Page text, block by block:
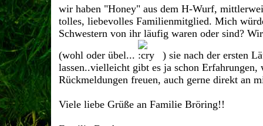
wir haben "Honey" aus dem H-Wurf,
tolles, liebevolles Familienmitglied. Mich
Schwestern von ihr läufig waren oder sind?
(wohl oder übel...
) sie nach der ersten
lassen..vielleicht gibt es ja schon Erfahrungen,
Rückmeldungen freuen, auch gerne direkt an
Viele liebe Grüße an Familie Bröring!!